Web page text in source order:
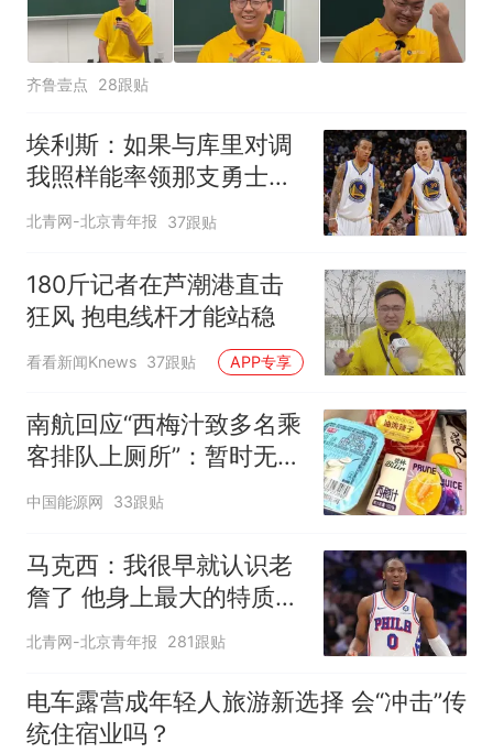
齐鲁壹点 28跟贴
埃利斯：如果与库里对调
我照样能率领那支勇士取
得现在的成就
北青网-北京青年报 37跟贴
180斤记者在芦潮港直击
狂风 抱电线杆才能站稳
看看新闻Knews 37跟贴 APP专享
南航回应“西梅汁致多名乘
客排队上厕所”：暂时无法
核查是否发放西梅汁
中国能源网 33跟贴
马克西：我很早就认识老
詹了 他身上最大的特质就
是谦逊
北青网-北京青年报 281跟贴
电车露营成年轻人旅游新选择 会“冲击”传
统住宿业吗？